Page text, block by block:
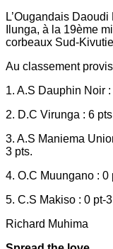
L’Ougandais
Ilunga, à la 19ème
corbeaux Sud-
Au classement
1. A.S Dauphin Noir
2. D.C Virunga : 6
3. A.S Maniema
3 pts.
4. O.C Muungano : 0
5. C.S Makiso : 0 pt-
Richard Muhima